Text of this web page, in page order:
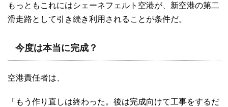
もっともこれにはシェーネフェルト空港が、新空港の第二
滑走路として引き続き利用されることが条件だ。
今度は本当に完成？
空港責任者は、
「もう作り直しは終わった。後は完成向けて工事をするだ